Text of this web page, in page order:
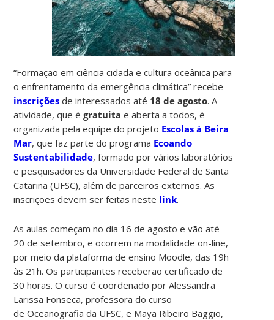
“Formação em ciência cidadã e cultura oceânica para
o enfrentamento da emergência climática” recebe
inscrições de interessados até 18 de agosto. A
atividade, que égratuita e aberta a todos, é
organizada pela equipe do projeto Escolas à Beira
Mar, que faz parte do programa Ecoando
Sustentabilidade, formado por vários laboratórios
e pesquisadores da Universidade Federal de Santa
Catarina (UFSC), além de parceiros externos. As
inscrições devem ser feitas neste link.
As aulas começam no dia 16 de agosto e vão até
20 de setembro, e ocorrem na modalidade on-line,
por meio da plataforma de ensino Moodle, das 19h
às 21h. Os participantes receberão certificado de
30 horas. O curso é coordenado por Alessandra
Larissa Fonseca, professora do curso
de Oceanografia da UFSC, e Maya Ribeiro Baggio,